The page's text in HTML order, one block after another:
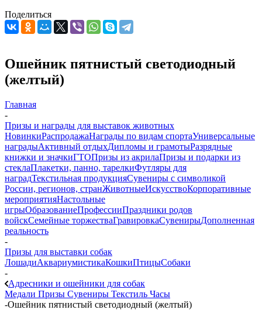
Поделиться
Ошейник пятнистый светодиодный
(желтый)
Главная
-
Призы и награды для выставок животных
НовинкиРаспродажаНаграды по видам спортаУниверсальные
наградыАктивный отдыхДипломы и грамотыРазрядные
книжки и значкиГТОПризы из акрилаПризы и подарки из
стеклаПлакетки, панно, тарелкиФутляры для
наградТекстильная продукцияСувениры с символикой
России, регионов, странЖивотныеИскусствоКорпоративные
мероприятияНастольные
игрыОбразованиеПрофессииПраздники родов
войскСемейные торжестваГравировкаСувенирыДополненная
реальность
-
Призы для выставки собак
ЛошадиАквариумистикаКошкиПтицыСобаки
-
Адресники и ошейники для собак
Медали Призы Сувениры Текстиль Часы
-Ошейник пятнистый светодиодный (желтый)